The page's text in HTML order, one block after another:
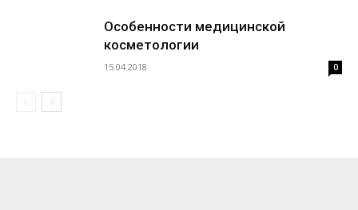
Особенности медицинской
косметологии
15.04.2018 0